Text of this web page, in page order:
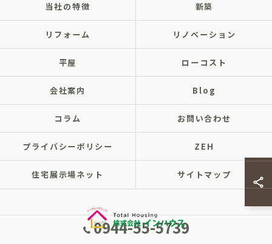
0944-55-5739
当社の特徴 新築
リフォーム リノベーション
平屋 ローコスト
会社案内 Blog
コラム お問い合わせ
プライバシーポリシー ZEH
住宅展示場ネット サイトマップ